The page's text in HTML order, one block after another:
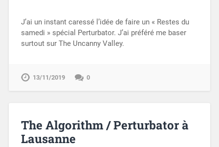
J’ai un instant caressé l’idée de faire un « Restes du
samedi » spécial Perturbator. J’ai préféré me baser
surtout sur The Uncanny Valley.
13/11/2019 0
The Algorithm / Perturbator à
Lausanne